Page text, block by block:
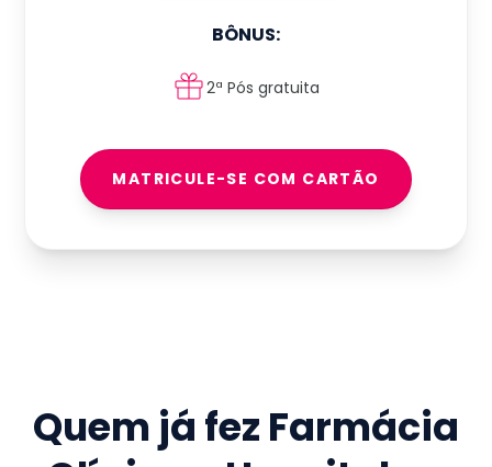
BÔNUS:
2ª Pós gratuita
MATRICULE-SE COM CARTÃO
Quem já fez Farmácia